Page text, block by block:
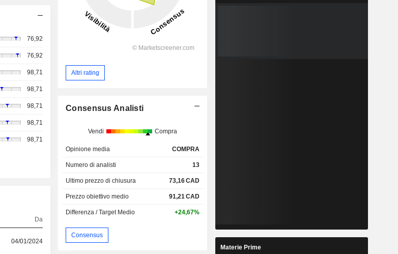
76,92
76,92
98,71
98,71
98,71
98,71
98,71
Da
04/01/2024
Altri rating
Consensus Analisti
Vendi Compra
Opinione media COMPRA
Numero di analisti 13
Ultimo prezzo di chiusura 73,16CAD
Prezzo obiettivo medio 91,21CAD
Differenza / Target Medio +24,67%
Consensus
Materie Prime